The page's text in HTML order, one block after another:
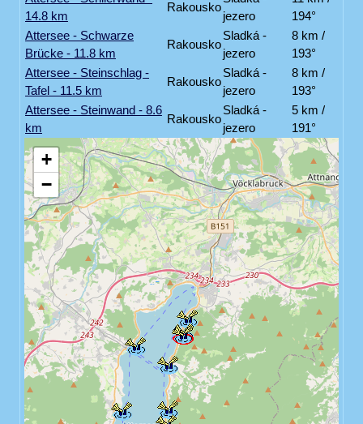
14.8 km
Rakousko
jezero
194°
Attersee - Schwarze
Brücke - 11.8 km
Rakousko
Sladká -
jezero
8 km /
193°
Attersee - Steinschlag -
Tafel - 11.5 km
Rakousko
Sladká -
jezero
8 km /
193°
Attersee - Steinwand - 8.6
km
Rakousko
Sladká -
jezero
5 km /
191°